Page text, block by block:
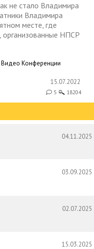
не стало Владимира
Владимира
месте, где
организованные НПСР
Видео Конференции
15.07.2022
5 18204
04.11.2025
03.09.2025
02.07.2025
15.03.2025